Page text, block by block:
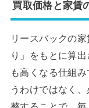
買取価格と家賃
リースバックの
り」をもとに算
も高くなる仕組
うわけではなく